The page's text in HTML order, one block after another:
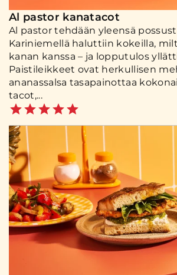
Al pastor kanatacot
Al pastor tehdään yleensä
Kariniemellä haluttiin kokeilla,
kanan kanssa – ja lopputulos
Paistileikkeet ovat herkullisen
ananassalsa tasapainottaa
tacot,...